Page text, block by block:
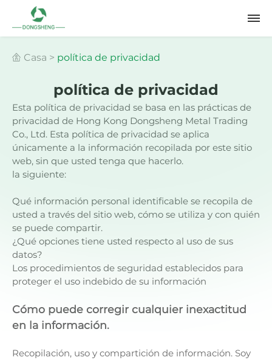
Casa > política de privacidad
política de privacidad
Esta política de privacidad se basa en las prácticas de
privacidad de Hong Kong Dongsheng Metal Trading
Co., Ltd. Esta política de privacidad se aplica
únicamente a la información recopilada por este sitio
web, sin que usted tenga que hacerlo.
la siguiente:
Qué información personal identificable se recopila de
usted a través del sitio web, cómo se utiliza y con quién
se puede compartir.
¿Qué opciones tiene usted respecto al uso de sus
datos?
Los procedimientos de seguridad establecidos para
proteger el uso indebido de su información
Cómo puede corregir cualquier inexactitud
en la información.
Recopilación, uso y compartición de información. Soy